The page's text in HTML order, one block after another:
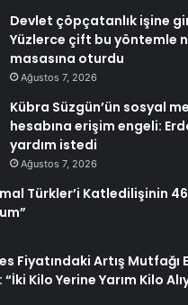
Devlet çöpçatanlık işine
Yüzlerce çift bu yöntemle
masasına oturdu
Ağustos 7, 2026
Kübra Süzgün’ün sosyal
hesabına erişim engeli:
yardım istedi
Ağustos 7, 2026
Türkler’i Katledilişinin
Fiyatındaki Artış Mutfağı
Kilo Yerine Yarım Kilo